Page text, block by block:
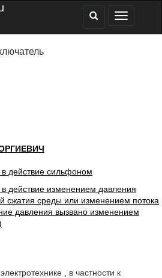
действие сильфоном
действие изменением давления
сжатия среды или изменением потока
давления вызвано изменением
, в частности к